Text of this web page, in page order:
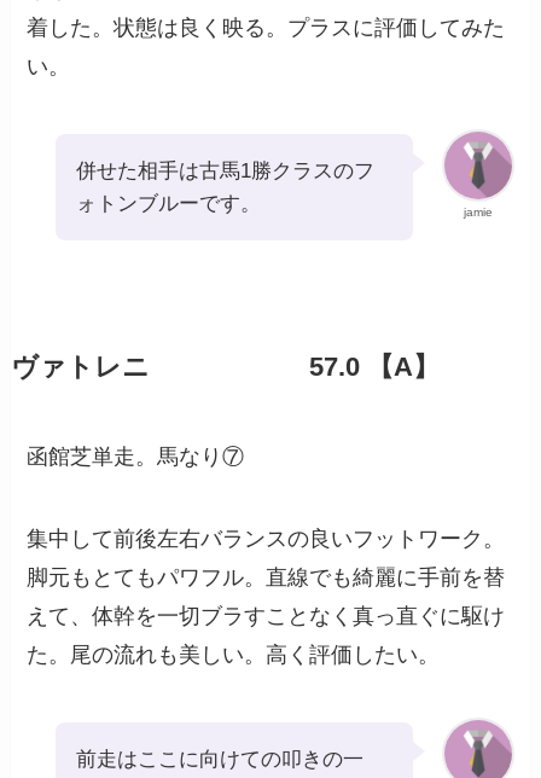
着した。状態は良く映る。プラスに評価してみた
い。
jamie
併せた相手は古馬1勝クラスのフ
ォトンブルーです。
ヴァトレニ 57.0 【A】
函館芝単走。馬なり⑦
集中して前後左右バランスの良いフットワーク。
脚元もとてもパワフル。直線でも綺麗に手前を替
えて、体幹を一切ブラすことなく真っ直ぐに駆け
た。尾の流れも美しい。高く評価したい。
前走はここに向けての叩きの一